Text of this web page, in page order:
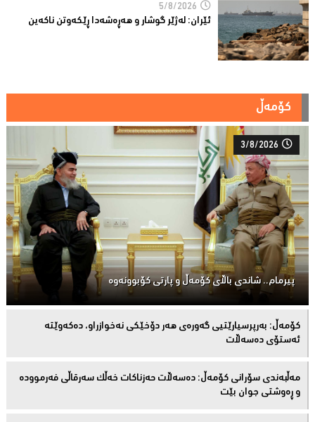
5/8/2026
ئێران: له‌ژێر گوشار و هەڕەشەدا ڕێکەوتن ناکەین
کۆمەڵ
3/8/2026
پیرمام.. شاندی باڵای كۆمه‌ڵ و پارتی كۆبوونه‌وه‌
كۆمەڵ: بەرپرسیارێتیی گەورەی هەر دۆخێکی نەخوازراو، دەكەوێتە
ئەستۆی دەسەڵات
مەڵبەندى سۆرانى کۆمەڵ: دەسەڵات حەزناکات خەڵک سەرقاڵى فەرموودە
و ڕەوشتى جوان بێت